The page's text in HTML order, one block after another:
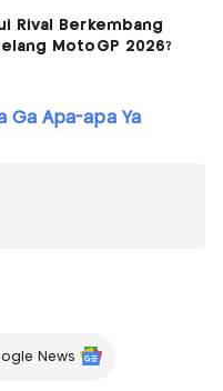
Rival Berkembang
MotoGP 2026?
Ga Apa-apa Ya
News